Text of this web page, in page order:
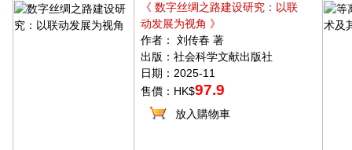
《 数字丝绸之路建设研究：以联
动发展为视角 》
作者： 刘传春 著
出版：社会科学文献出版社
日期：2025-11
售價：HK$97.9
放入購物車